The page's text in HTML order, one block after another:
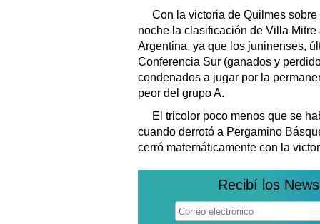
Con la victoria de Quilmes
noche la clasificación de Villa
Argentina, ya que los juninenses,
Conferencia Sur (ganados y
condenados a jugar por la
peor del grupo A.
El tricolor poco menos que se
cuando derrotó a Pergamino
cerró matemáticamente con la
Recibí los